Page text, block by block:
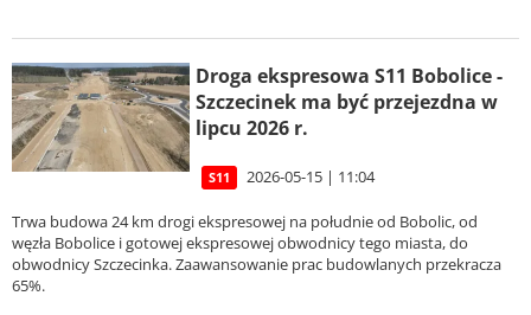
Droga ekspresowa S11 Bobolice -
Szczecinek ma być przejezdna w
lipcu 2026 r.
S11 2026-05-15 | 11:04
Trwa budowa 24 km drogi ekspresowej na południe od Bobolic, od
węzła Bobolice i gotowej ekspresowej obwodnicy tego miasta, do
obwodnicy Szczecinka. Zaawansowanie prac budowlanych przekracza
65%.